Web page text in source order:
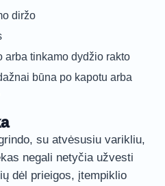
diržo
arba tinkamo dydžio rakto
būna po kapotu arba
su atvėsusiu varikliu,
negali netyčia užvesti
dėl prieigos, įtempiklio